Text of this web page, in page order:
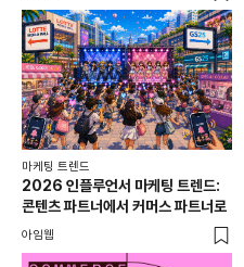
마케팅 트렌드
2026 인플루언서 마케팅 트렌드:
콘텐츠 파트너에서 커머스 파트너로
아임웹